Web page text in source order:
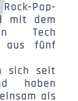
Pop-
mit dem
Tech
aus fünf
sich seit
haben
als